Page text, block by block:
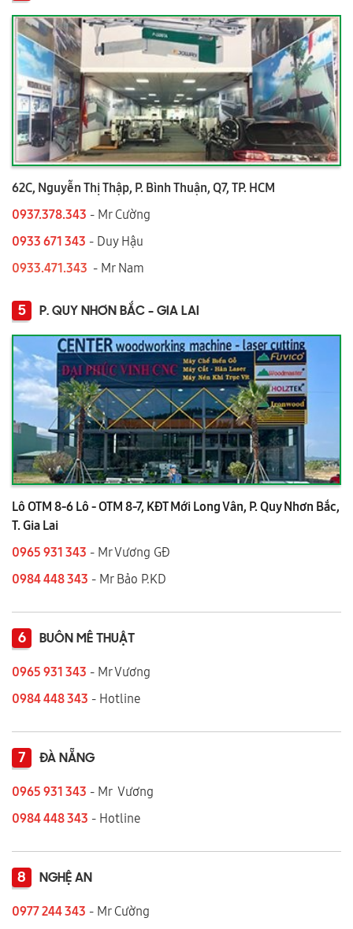
62C, Nguyễn Thị Thập, P. Bình Thuận, Q7, TP. HCM
0937.378.343 - Mr Cường
0933 671 343 - Duy Hậu
0933.471.343 - Mr Nam
5 P. QUY NHƠN BẮC - GIA LAI
Lô OTM 8-6 Lô - OTM 8-7, KĐT Mới Long Vân, P. Quy Nhơn Bắc,
T. Gia Lai
0965 931 343 - Mr Vương GĐ
0984 448 343 - Mr Bảo P.KD
6 BUÔN MÊ THUẬT
0965 931 343 - Mr Vương
0984 448 343 - Hotline
7 ĐÀ NẴNG
0965 931 343 - Mr Vương
0984 448 343 - Hotline
8 NGHỆ AN
0977 244 343 - Mr Cường